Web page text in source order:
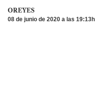
OREYES
08 de junio de 2020 a las 19:13h